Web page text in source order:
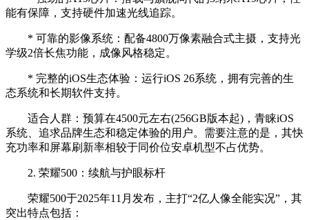
能有保障，支持硬件加速光线追踪。
* 可靠的影像系统：配备4800万像素融合式主摄，支持光
学级2倍长焦功能，成像风格稳定。
* 完整的iOS生态体验：运行iOS 26系统，拥有完善的生
态系统和长期软件支持。
适合人群：预算在4500元左右(256GB版本起)，青睐iOS
系统、追求品牌生态和稳定体验的用户。需要注意的是，其快
充功率和屏幕刷新率相较于同价位安卓机型不占优势。
2. 荣耀500：续航与护眼标杆
荣耀500于2025年11月发布，主打“2亿人像全能实况”，其
突出特点包括：